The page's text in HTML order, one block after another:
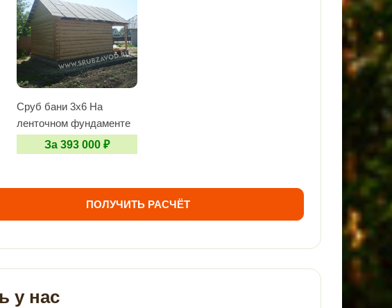
Сруб бани 3х6 На
ленточном фундаменте
За 393 000 ₽
ПОЛУЧИТЬ РАСЧЁТ
у нас